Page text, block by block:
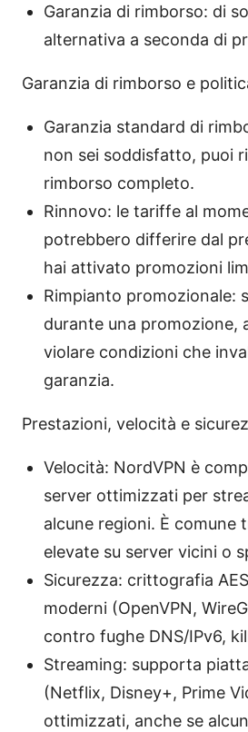
Garanzia di rimborso: di
alternativa a seconda di
Garanzia di rimborso e
Garanzia standard di
non sei soddisfatto, puoi
rimborso completo.
Rinnovo: le tariffe al
potrebbero differire dal
hai attivato promozioni
Rimpianto promozionale:
durante una promozione,
violare condizioni che
garanzia.
Prestazioni, velocità e
Velocità: NordVPN è
server ottimizzati per
alcune regioni. È comune
elevate su server vicini o
Sicurezza: crittografia
moderni (OpenVPN,
contro fughe DNS/IPv6,
Streaming: supporta
(Netflix, Disney+, Prime
ottimizzati, anche se